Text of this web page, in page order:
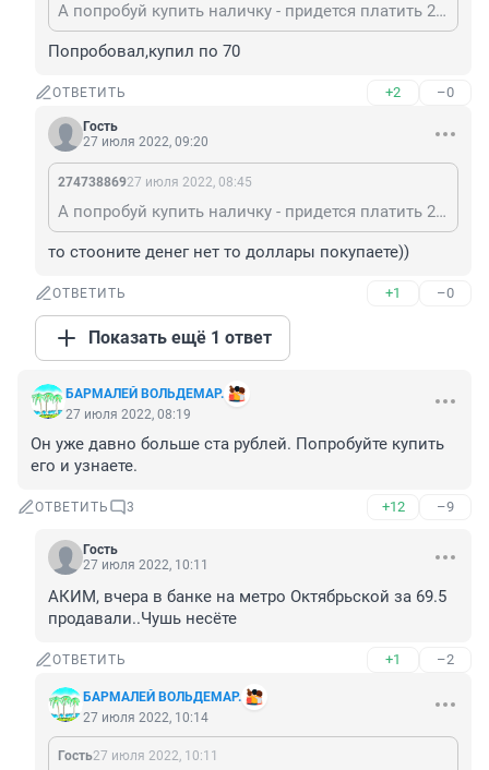
А попробуй купить наличку - придется платить 200-240. Но особо тупые боты продолжают верещать про 60...
Попробовал,купил по 70
ОТВЕТИТЬ +2 –0
Гость
27 июля 2022, 09:20
27473886927 июля 2022, 08:45
А попробуй купить наличку - придется платить 200-240. Но особо тупые боты продолжают верещать про 60...
то стооните денег нет то доллары покупаете))
ОТВЕТИТЬ +1 –0
Показать ещё 1 ответ
БАРМАЛЕЙ ВОЛЬДЕМАР.
27 июля 2022, 08:19
Он уже давно больше ста рублей. Попробуйте купить
его и узнаете.
ОТВЕТИТЬ 3 +12 –9
Гость
27 июля 2022, 10:11
АКИМ, вчера в банке на метро Октябрьской за 69.5
продавали..Чушь несёте
ОТВЕТИТЬ +1 –2
БАРМАЛЕЙ ВОЛЬДЕМАР.
27 июля 2022, 10:14
Гость27 июля 2022, 10:11